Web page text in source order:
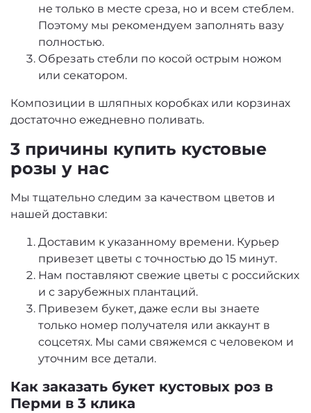
не только в месте среза, но и всем стеблем.
Поэтому мы рекомендуем заполнять вазу
полностью.
Обрезать стебли по косой острым ножом
или секатором.
Композиции в шляпных коробках или корзинах
достаточно ежедневно поливать.
3 причины купить кустовые
розы у нас
Мы тщательно следим за качеством цветов и
нашей доставки:
Доставим к указанному времени. Курьер
привезет цветы с точностью до 15 минут.
Нам поставляют свежие цветы с российских
и с зарубежных плантаций.
Привезем букет, даже если вы знаете
только номер получателя или аккаунт в
соцсетях. Мы сами свяжемся с человеком и
уточним все детали.
Как заказать букет кустовых роз в
Перми в 3 клика